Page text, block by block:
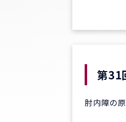
第31
肘内障の